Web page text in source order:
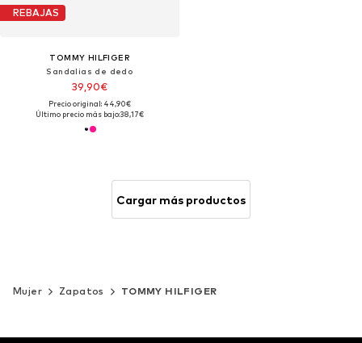
REBAJAS
TOMMY HILFIGER
Sandalias de dedo
39,90€
Precio original: 44,90€
Último precio más bajo:38,17€
Cargar más productos
Mujer Zapatos TOMMY HILFIGER